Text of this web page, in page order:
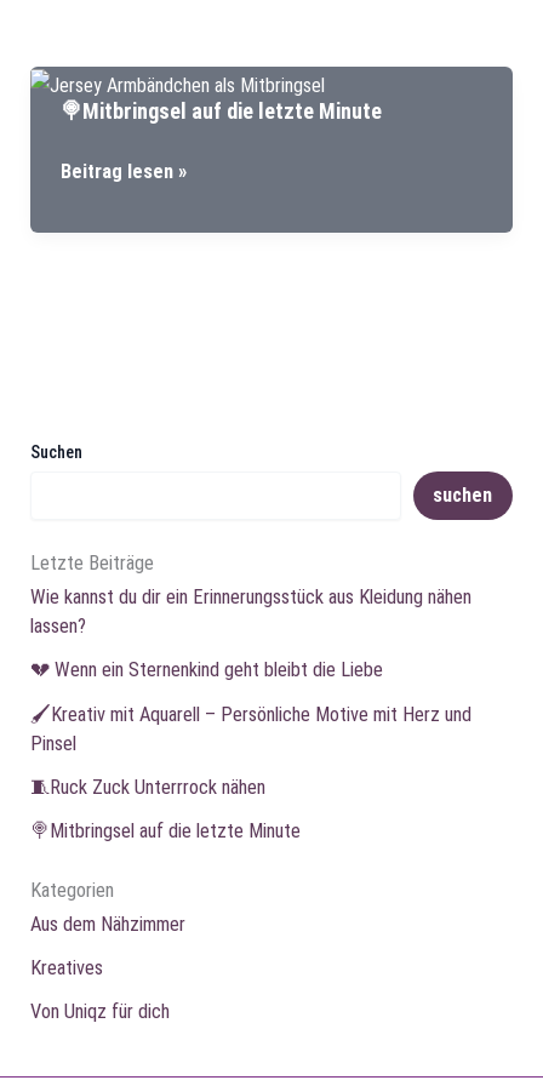
🍭Mitbringsel auf die letzte Minute
🍭
auf
Beitrag lesen »
Suchen
suchen
Letzte Beiträge
Wie kannst du dir ein Erinnerungsstück aus Kleidung nähen
lassen?
💔 Wenn ein Sternenkind geht bleibt die Liebe
🖌️Kreativ mit Aquarell – Persönliche Motive mit Herz und
Pinsel
🧵Ruck Zuck Unterrrock nähen
🍭Mitbringsel auf die letzte Minute
Kategorien
Aus dem Nähzimmer
Kreatives
Von Uniqz für dich